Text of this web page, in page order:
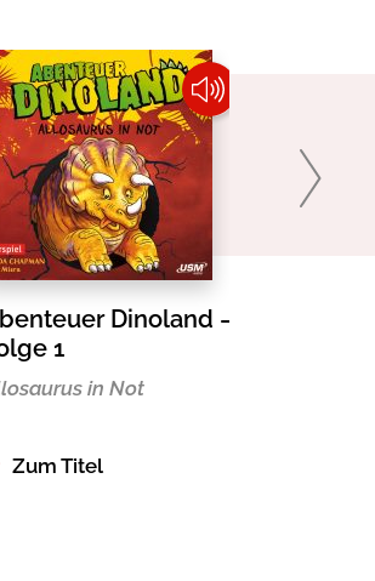
Dinoland –
1
in Not
Zum Titel